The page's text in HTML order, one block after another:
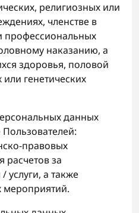
религиозных или
членстве в
профессиональных
наказанию, а
здоровья, половой
генетических
данных
правовых
за
услуги, а также